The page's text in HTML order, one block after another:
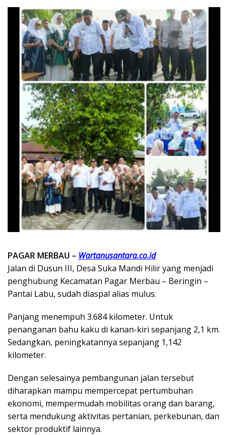
PAGAR MERBAU – Wartanusantara.co.id
Jalan di Dusun III, Desa Suka Mandi Hilir yang menjadi
penghubung Kecamatan Pagar Merbau – Beringin –
Pantai Labu, sudah diaspal alias mulus.
Panjang menempuh 3.684 kilometer. Untuk
penanganan bahu kaku di kanan-kiri sepanjang 2,1 km.
Sedangkan, peningkatannya sepanjang 1,142
kilometer.
Dengan selesainya pembangunan jalan tersebut
diharapkan mampu mempercepat pertumbuhan
ekonomi, mempermudah mobilitas orang dan barang,
serta mendukung aktivitas pertanian, perkebunan, dan
sektor produktif lainnya.